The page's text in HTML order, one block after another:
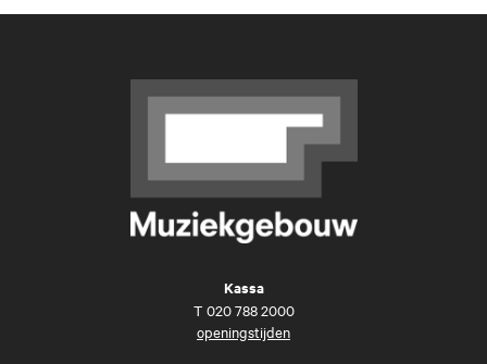
Kassa
T 020 788 2000
openingstijden